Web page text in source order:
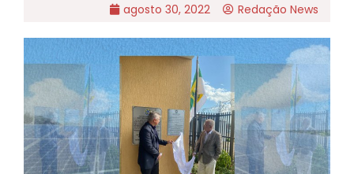
agosto 30, 2022 Redação News